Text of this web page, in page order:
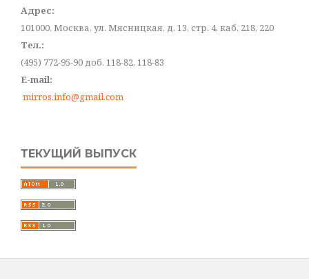
Адрес:
101000, Москва, ул. Мясницкая, д. 13, стр. 4, каб. 218, 220
Тел.:
(495) 772-95-90 доб. 118-82, 118-83
E-mail:
mirros.info@gmail.com
ТЕКУЩИЙ ВЫПУСК